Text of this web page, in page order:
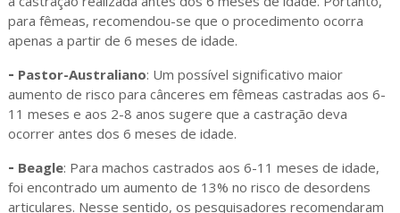
para fêmeas, recomendou-se que o procedimento ocorra
apenas a partir de 6 meses de idade.
- Pastor-Australiano: Um possível significativo maior
aumento de risco para cânceres em fêmeas castradas aos 6-
11 meses e aos 2-8 anos sugere que a castração deva
ocorrer antes dos 6 meses de idade.
- Beagle: Para machos castrados aos 6-11 meses de idade,
foi encontrado um aumento de 13% no risco de desordens
articulares. Nesse sentido, os pesquisadores recomendaram